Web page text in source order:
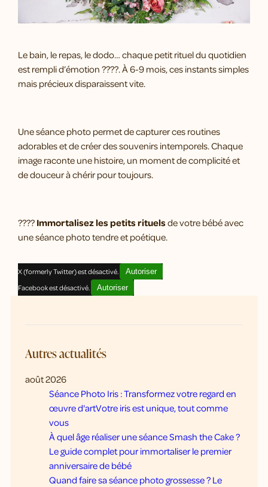
Le bain, le repas, le dodo… chaque petit rituel du quotidien
est rempli d’émotion ????. À 6-9 mois, ces instants simples
mais précieux disparaissent vite.
Une séance photo permet de capturer ces routines
adorables et de créer des souvenirs intemporels. Chaque
image raconte une histoire, un moment de complicité et
de douceur à chérir pour toujours.
???? Immortalisez les petits rituels de votre bébé avec
une séance photo tendre et poétique.
X (formerly Twitter) est désactivé.
Autoriser
Facebook est désactivé.
Autoriser
Autres actualités
août 2026
Séance Photo Iris : Transformez votre regard en
œuvre d'artVotre iris est unique, tout comme
vous
À quel âge réaliser une séance Smash the Cake ?
Le guide complet pour immortaliser le premier
anniversaire de bébé
Quand faire sa séance photo grossesse ? Le